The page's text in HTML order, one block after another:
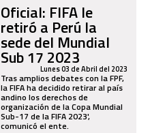
Oficial: FIFA le
retiró a Perú la
sede del Mundial
Sub 17 2023Lunes 03 de Abril del 2023
Tras amplios debates con la FPF,
la FIFA ha decidido retirar al país
andino los derechos de
organización de la Copa Mundial
Sub-17 de la FIFA 2023',
comunicó el ente.